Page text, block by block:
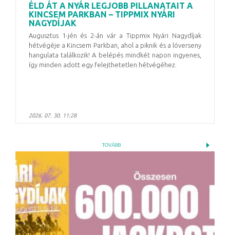
ÉLD ÁT A NYÁR LEGJOBB PILLANATAIT A
KINCSEM PARKBAN – TIPPMIX NYÁRI
NAGYDÍJAK
Augusztus 1-jén és 2-án vár a Tippmix Nyári Nagydíjak
hétvégéje a Kincsem Parkban, ahol a piknik és a lóverseny
hangulata találkozik! A belépés mindkét napon ingyenes,
így minden adott egy felejthetetlen hétvégéhez.
2026. 07. 30. 11:28
TOVÁBB